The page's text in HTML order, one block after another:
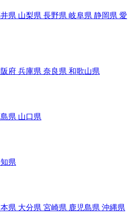
県 山梨県 長野県 岐阜県 静岡県 愛
府 兵庫県 奈良県 和歌山県
県 山口県
県
県 大分県 宮崎県 鹿児島県 沖縄県